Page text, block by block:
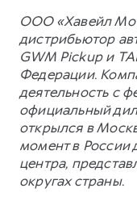
ООО «Хавейл
дистрибьютор
GWM Pickup и
Федерации.
деятельность с
официальный
открылся в
момент в России
центра,
округах страны.